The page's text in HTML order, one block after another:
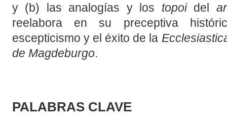
y (b) las analogías y los topoidel
reelabora en su preceptiva
escepticismo y el éxito de la
de Magdeburgo.
PALABRAS CLAVE